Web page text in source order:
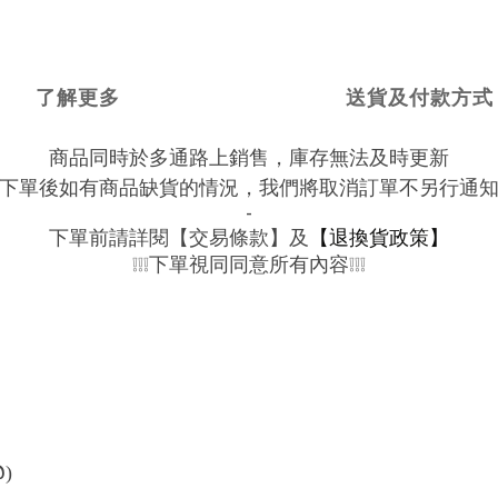
了解更多 送貨及付款方式
商品同時於多通路上銷售，庫存無法及時更新
下單後如有商品缺貨的情況，我們將取消訂單不另行通知
-
下單前請詳閱【交易條款】及
【退換貨政策】
❕❕❕下單視同同意所有內容❕❕❕
)